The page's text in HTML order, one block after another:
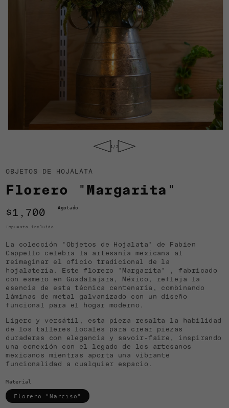
una
modal
1 /de2
OBJETOS DE HOJALATA
Florero "Margarita"
Precio
habitual
$1,700 Agotado
Impuesto incluido.
La colección "Objetos de Hojalata" de Fabien
Cappello celebra la artesanía mexicana al
reimaginar el oficio tradicional de la
hojalatería. Este florero "Margarita" , fabricado
con esmero en Guadalajara, México, refleja la
esencia de esta técnica centenaria, combinando
láminas de metal galvanizado con un diseño
funcional para el hogar moderno.
Ligero y versátil, esta pieza resalta la habilidad
de los talleres locales para crear piezas
duraderas con elegancia y savoir-faire, inspirando
una conexión con el legado de los artesanos
mexicanos mientras aporta una vibrante
funcionalidad a cualquier espacio.
Material
Florero "Narciso"